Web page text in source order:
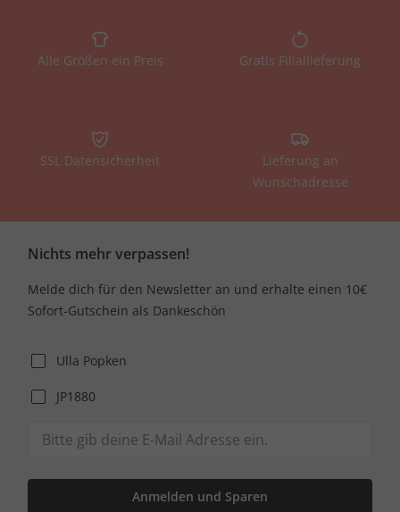
Alle Größen ein Preis Gratis Filiallieferung
SSL Datensicherheit
Lieferung an
Wunschadresse
Nichts mehr verpassen!
Melde dich für den Newsletter an und erhalte einen 10€
Sofort-Gutschein als Dankeschön
Ulla Popken
JP1880
Anmelden und Sparen